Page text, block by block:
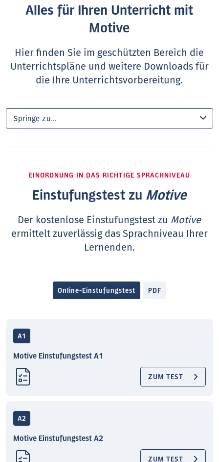
Alles für Ihren Unterricht mit
Motive
Hier finden Sie im geschützten Bereich die
Unterrichtspläne und weitere Downloads für
die Ihre Unterrichtsvorbereitung.
EINORDNUNG IN DAS RICHTIGE SPRACHNIVEAU
Einstufungstest zu Motive
Der kostenlose Einstufungstest zu Motive
ermittelt zuverlässig das Sprachniveau Ihrer
Lernenden.
Online-Einstufungstest PDF
A1
Motive Einstufungstest A1
ZUM TEST
A2
Motive Einstufungstest A2
ZUM TEST